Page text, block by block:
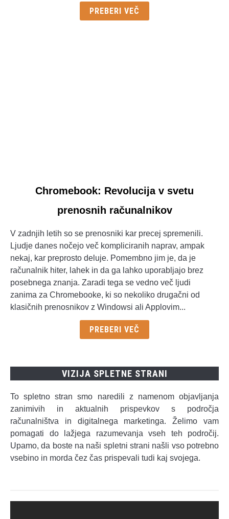
PREBERI VEČ
Chromebook:
v
svetu
prenosnih
računalnikov
Chromebook: Revolucija v svetu
prenosnih računalnikov
V zadnjih letih so se prenosniki kar precej spremenili.
Ljudje danes nočejo več kompliciranih naprav, ampak
nekaj, kar preprosto deluje. Pomembno jim je, da je
računalnik hiter, lahek in da ga lahko uporabljajo brez
posebnega znanja. Zaradi tega se vedno več ljudi
zanima za Chromebooke, ki so nekoliko drugačni od
klasičnih prenosnikov z Windowsi ali Applovim...
PREBERI VEČ
VIZIJA SPLETNE STRANI
To spletno stran smo naredili z namenom objavljanja
zanimivih in aktualnih prispevkov s področja
računalništva in digitalnega marketinga. Želimo vam
pomagati do lažjega razumevanja vseh teh področij.
Upamo, da boste na naši spletni strani našli vso potrebno
vsebino in morda čez čas prispevali tudi kaj svojega.